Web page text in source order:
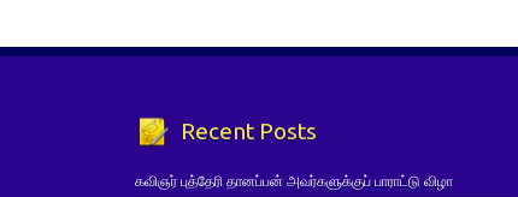
Recent Posts
கவிஞர் புத்தேரி தானப்பன் அவர்களுக்குப் பாராட்டு விழா